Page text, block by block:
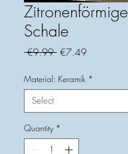
Zitronenförmige
Schale
€9.99 Regular
€7.49Sale
Material: Keramik *
Quantity *